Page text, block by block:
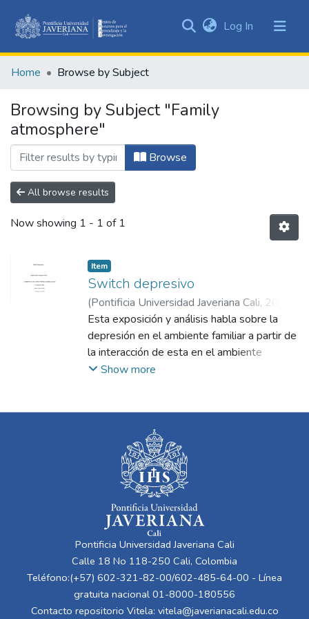
&
All of DSpace
Log In (current)
Home Browse by Subject
Browsing by Subject "Family
atmosphere"
Browse
All browse results
Now showing 1 - 1 of 1
Item
Switch depresivo
(Pontificia Universidad Javeriana Cali, 2025
Rubio Chavarro, Valentina ;Oviedo Vásquez,
Harvy Andrei
Esta exposición y análisis habla sobre la
depresión en el ambiente familiar a partir de
la interacción de esta en el ambiente
familiar. Se coloca en tensión las relaciones
experimentados por la autora. Presentando
un análisis desde la forma de entenderlos y
también develando una posible transición
entre estos. Consiste en 6 esculturas en las
que se trabaja cada concepto y con una
museografía en un espacio ambiental, en
este caso, el Eco-Parque de las garzas para
que la experiencia estética fuese de
tranquilidad y naturaleza a comparación del
ambiente de la ciudad.
Show more
Pontificia Universidad Javeriana Cali
Calle 18 No 118-250 Cali, Colombia
Teléfono:(+57) 602-321-82-00/602-485-64-00 - Línea
gratuita nacional 01-8000-180556
Contacto repositorio Vitela: vitela@javerianacali.edu.co